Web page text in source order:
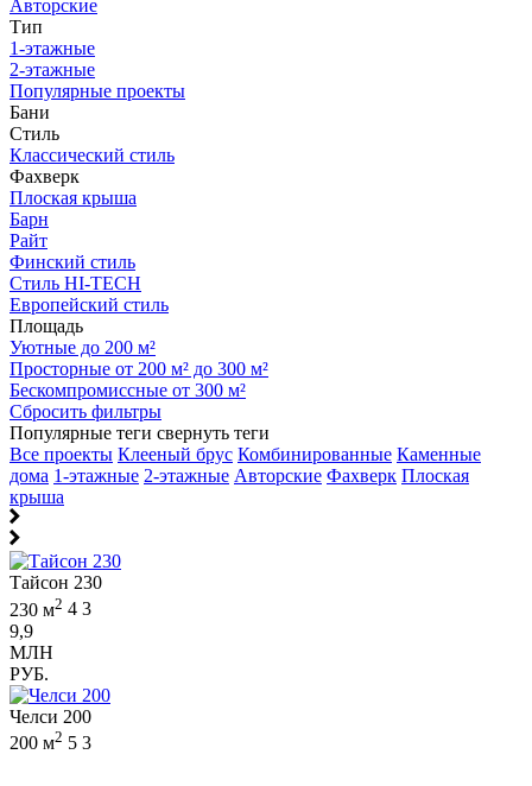
Авторские
Тип
1-этажные
2-этажные
Популярные проекты
Бани
Стиль
Классический стиль
Фахверк
Плоская крыша
Барн
Райт
Финский стиль
Стиль HI-TECH
Европейский стиль
Площадь
Уютные до 200 м²
Просторные от 200 м² до 300 м²
Бескомпромиссные от 300 м²
Сбросить фильтры
Популярные теги свернуть теги
Все проекты Клееный брус Комбинированные Каменные
дома 1-этажные 2-этажные Авторские Фахверк Плоская
крыша
Тайсон 230
230 м2 4 3
9,9
МЛН
РУБ.
Челси 200
200 м2 5 3